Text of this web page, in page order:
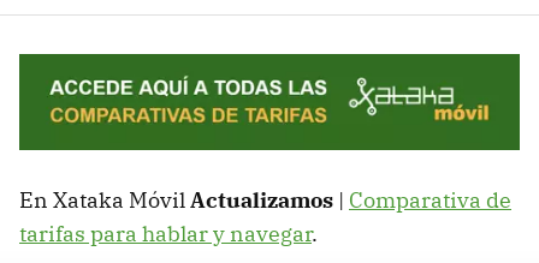
En Xataka MóvilActualizamos | Comparativa de
tarifas para hablar y navegar.